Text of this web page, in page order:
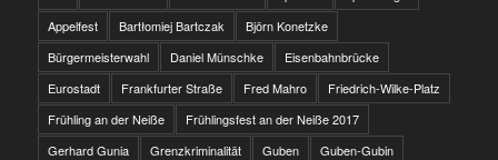
Appelfest
Bartłomiej Bartczak
Björn Konetzke
Bürgermeisterwahl
Daniel Münschke
Eisenbahnbrücke
Eurostadt
Frankfurter Straße Fred Mahro
Friedrich-Wilke-Platz
Frühling an der Neiße
Frühlingsfest an der Neiße 2017
Gerhard Gunia
Grenzkriminalität Guben
Guben-Gubin